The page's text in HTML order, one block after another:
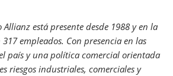
está presente desde 1988 y en la
empleados. Con presencia en las
país y una política comercial orientada
riesgos industriales, comerciales y